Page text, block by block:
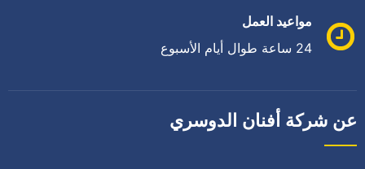
مواعيد العمل
24 ساعة طوال أيام الأسبوع
عن شركة أفنان الدوسري